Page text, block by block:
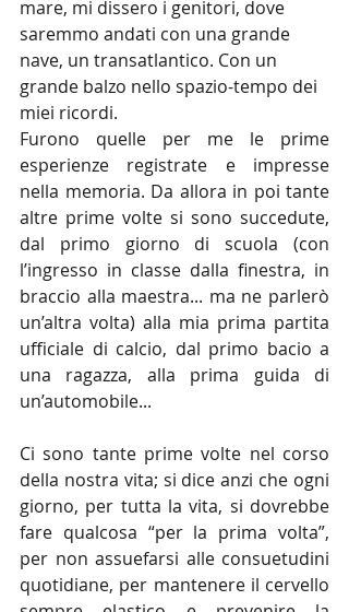
mare, mi dissero i genitori, dove
saremmo andati con una grande
nave, un transatlantico. Con un
grande balzo nello spazio-tempo dei
miei ricordi.
Furono quelle per me le prime
esperienze registrate e impresse
nella memoria. Da allora in poi tante
altre prime volte si sono succedute,
dal primo giorno di scuola (con
l’ingresso in classe dalla finestra, in
braccio alla maestra... ma ne parlerò
un’altra volta) alla mia prima partita
ufficiale di calcio, dal primo bacio a
una ragazza, alla prima guida di
un’automobile...
Ci sono tante prime volte nel corso
della nostra vita; si dice anzi che ogni
giorno, per tutta la vita, si dovrebbe
fare qualcosa “per la prima volta”,
per non assuefarsi alle consuetudini
quotidiane, per mantenere il cervello